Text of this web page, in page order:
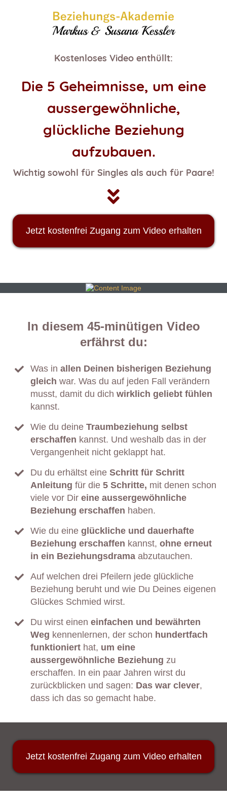
Kostenloses Video enthüllt:
Die 5 Geheimnisse, um eine
aussergewöhnliche,
glückliche Beziehung
aufzubauen.
Wichtig sowohl für Singles als auch für Paare!
Jetzt kostenfrei Zugang zum Video erhalten
In diesem 45-minütigen Video
erfährst du:
Was in allen Deinen bisherigen Beziehung
gleich war. Was du auf jeden Fall verändern
musst, damit du dich wirklich geliebt fühlen
kannst.
​Wie du deine Traumbeziehung selbst
erschaffen kannst. Und weshalb das in der
Vergangenheit nicht geklappt hat.
Du du erhältst eine Schritt für Schritt
Anleitung für die 5 Schritte, mit denen schon
viele vor Dir eine aussergewöhnliche
Beziehung erschaffen haben.
Wie du eine glückliche und dauerhafte
Beziehung erschaffen kannst, ohne erneut
in ein Beziehungsdrama abzutauchen.
Auf welchen drei Pfeilern jede glückliche
Beziehung beruht und wie Du Deines eigenen
Glückes Schmied wirst.
Du wirst einen einfachen und bewährten
Weg kennenlernen, der schon hundertfach
funktioniert hat, um eine
aussergewöhnliche Beziehung zu
erschaffen. In ein paar Jahren wirst du
zurückblicken und sagen: Das war clever,
dass ich das so gemacht habe.
Jetzt kostenfrei Zugang zum Video erhalten